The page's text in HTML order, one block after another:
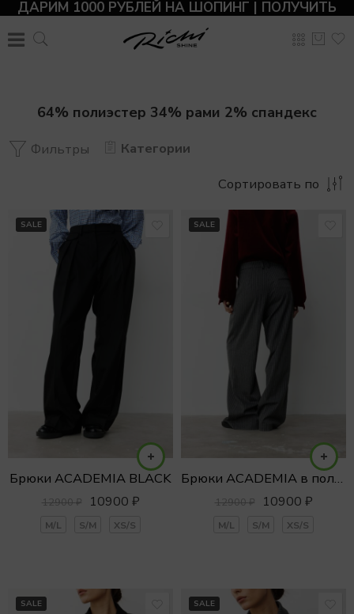
ДАРИМ 1000 РУБЛЕЙ НА ШОПИНГ | ПОЛУЧИТЬ
64% полиэстер 34% рами 2% спандекс
Фильтры
Категории
Сортировать по
SALE
Брюки ACADEMIA BLACK
12900₽ 10900 ₽
M/L S/M XS/S
SALE
Брюки ACADEMIA в полоску
12900₽ 10900 ₽
M/L S/M XS/S
SALE SALE